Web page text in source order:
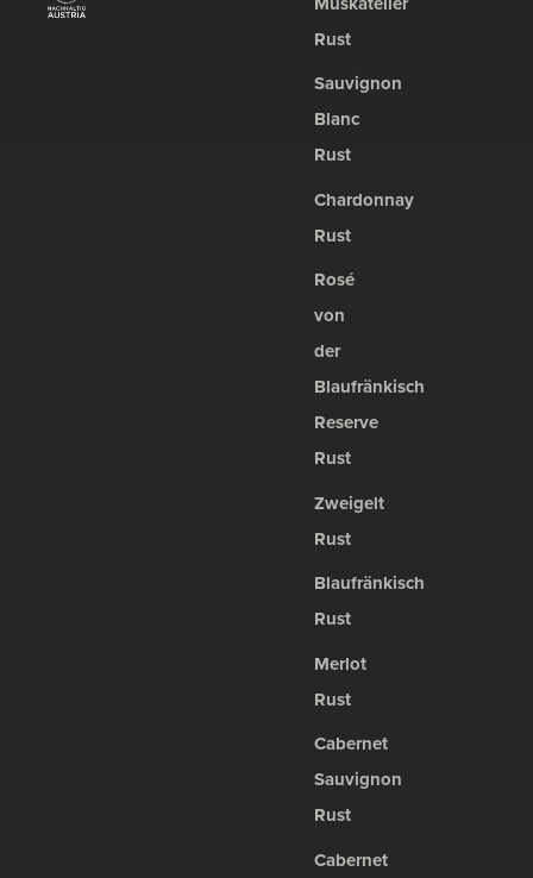
Rust
Sauvignon
Blanc
Rust
Chardonnay
Rust
Rosé
von
der
Blaufränkisch
Reserve
Rust
Zweigelt
Rust
Blaufränkisch
Rust
Merlot
Rust
Cabernet
Sauvignon
Rust
Cabernet